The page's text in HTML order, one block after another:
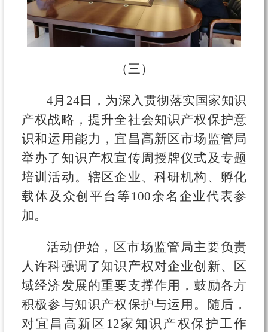
（三）
4月24日，为深入贯彻落实国家知识
产权战略，提升全社会知识产权保护意
识和运用能力，宜昌高新区市场监管局
举办了知识产权宣传周授牌仪式及专题
培训活动。辖区企业、科研机构、孵化
载体及众创平台等100余名企业代表参
加。
活动伊始，区市场监管局主要负责
人许科强调了知识产权对企业创新、区
域经济发展的重要支撑作用，鼓励各方
积极参与知识产权保护与运用。随后，
对宜昌高新区12家知识产权保护工作